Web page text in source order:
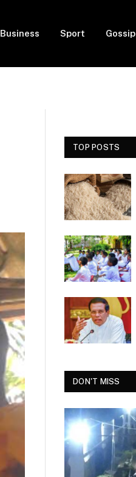
Business Sport Gossip
TOP POSTS
DON'T MISS